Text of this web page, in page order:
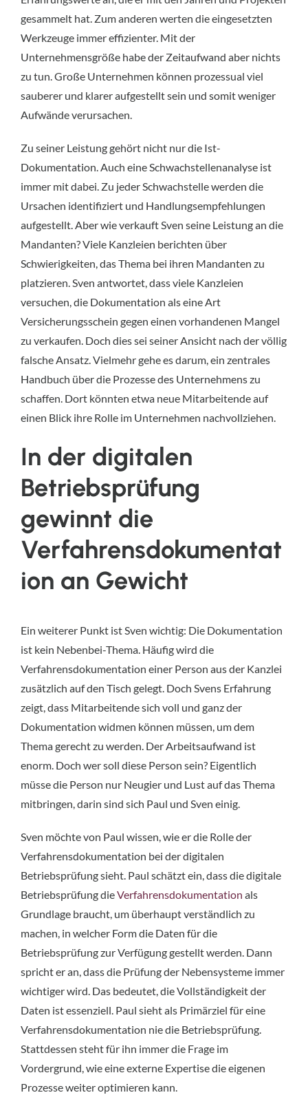
gesammelt hat. Zum anderen werten die eingesetzten
Werkzeuge immer effizienter. Mit der
Unternehmensgröße habe der Zeitaufwand aber nichts
zu tun. Große Unternehmen können prozessual viel
sauberer und klarer aufgestellt sein und somit weniger
Aufwände verursachen.
Zu seiner Leistung gehört nicht nur die Ist-
Dokumentation. Auch eine Schwachstellenanalyse ist
immer mit dabei. Zu jeder Schwachstelle werden die
Ursachen identifiziert und Handlungsempfehlungen
aufgestellt. Aber wie verkauft Sven seine Leistung an die
Mandanten? Viele Kanzleien berichten über
Schwierigkeiten, das Thema bei ihren Mandanten zu
platzieren. Sven antwortet, dass viele Kanzleien
versuchen, die Dokumentation als eine Art
Versicherungsschein gegen einen vorhandenen Mangel
zu verkaufen. Doch dies sei seiner Ansicht nach der völlig
falsche Ansatz. Vielmehr gehe es darum, ein zentrales
Handbuch über die Prozesse des Unternehmens zu
schaffen. Dort könnten etwa neue Mitarbeitende auf
einen Blick ihre Rolle im Unternehmen nachvollziehen.
In der digitalen
Betriebsprüfung
gewinnt die
Verfahrensdokumentat
ion an Gewicht
Ein weiterer Punkt ist Sven wichtig: Die Dokumentation
ist kein Nebenbei-Thema. Häufig wird die
Verfahrensdokumentation einer Person aus der Kanzlei
zusätzlich auf den Tisch gelegt. Doch Svens Erfahrung
zeigt, dass Mitarbeitende sich voll und ganz der
Dokumentation widmen können müssen, um dem
Thema gerecht zu werden. Der Arbeitsaufwand ist
enorm. Doch wer soll diese Person sein? Eigentlich
müsse die Person nur Neugier und Lust auf das Thema
mitbringen, darin sind sich Paul und Sven einig.
Sven möchte von Paul wissen, wie er die Rolle der
Verfahrensdokumentation bei der digitalen
Betriebsprüfung sieht. Paul schätzt ein, dass die digitale
Betriebsprüfung dieVerfahrensdokumentation als
Grundlage braucht, um überhaupt verständlich zu
machen, in welcher Form die Daten für die
Betriebsprüfung zur Verfügung gestellt werden. Dann
spricht er an, dass die Prüfung der Nebensysteme immer
wichtiger wird. Das bedeutet, die Vollständigkeit der
Daten ist essenziell. Paul sieht als Primärziel für eine
Verfahrensdokumentation nie die Betriebsprüfung.
Stattdessen steht für ihn immer die Frage im
Vordergrund, wie eine externe Expertise die eigenen
Prozesse weiter optimieren kann.